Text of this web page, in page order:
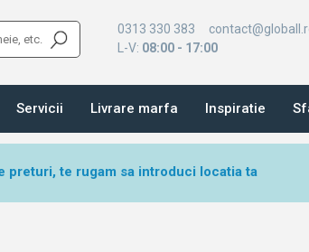
0313 330 383
L-V: 08:00 - 17:00
Servicii Livrare marfa Inspiratie
preturi, te rugam sa introduci locatia ta